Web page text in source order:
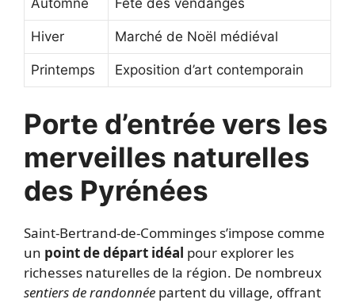
Hiver Marché de Noël médiéval
Printemps Exposition d’art contemporain
Porte d’entrée vers les
merveilles naturelles
des Pyrénées
Saint-Bertrand-de-Comminges s’impose comme
un point de départ idéal pour explorer les
richesses naturelles de la région. De nombreux
sentiers de randonnée partent du village, offrant